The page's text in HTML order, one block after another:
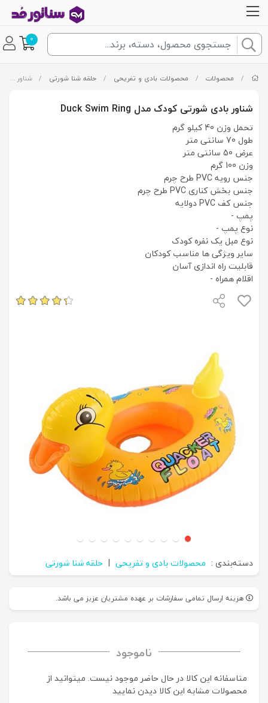
0
/ محصولات / محصولات بادی و تفریحی / حلقه شنا شورتی / شناور بادی شورتی کودک مدل Duck Swim Ring
شناور بادی شورتی کودک مدل Duck Swim Ring
تحمل وزن 40 کیلو گرم
طول 70 سانتی متر
عرض 50 سانتی متر
وزن 100 گرم
جنس رویه PVC طرح چرم
جنس بخش کناری PVC طرح چرم
جنس کف PVC دولایه
پمپ -
نوع پمپ -
نوع مبل یک نفره کودک
سایر ویژگی ها مناسب کودکان
قابلیت راه اندازی آسان
اقلام همراه -
دسته‌بندی : محصولات بادی و تفریحی | حلقه شنا شورتی
هزینه ارسال تمامی سفارشات بر عهده مشتریان عزیز می باشد.
ناموجود
متاسفانه این کالا در حال حاضر موجود نیست. می‍توانید از
محصولات مشابه این کالا دیدن نمایید